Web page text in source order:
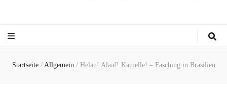
Startseite / Allgemein / Helau! Alaaf! Kamelle! – Fasching in Brasilien